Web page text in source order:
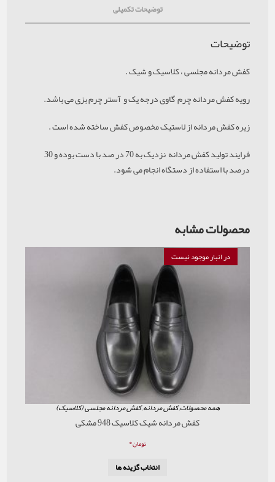
توضیحات تکمیلی
توضیحات
کفش مردانه مجلسی ، کلاسیک و شیک .
رویه کفش مردانه چرم گاوی درجه یک و آستر چرم بزی می باشد.
زیره کفش مردانه از لاستیک مخصوص کفش ساخته شده است .
فرایند تولید کفش مردانه نزدیک به 70 در صد با دست بوده و 30
درصد با استفاده از دستگاه انجام می شود.
محصولات مشابه
در انبار موجود نیست
همه محصولات,کفش مردانه,کفش مردانه مجلسی (کلاسیک)
کفش مردانه شیک کلاسیک 948 مشکی
تومان۰
انتخاب گزینه ها